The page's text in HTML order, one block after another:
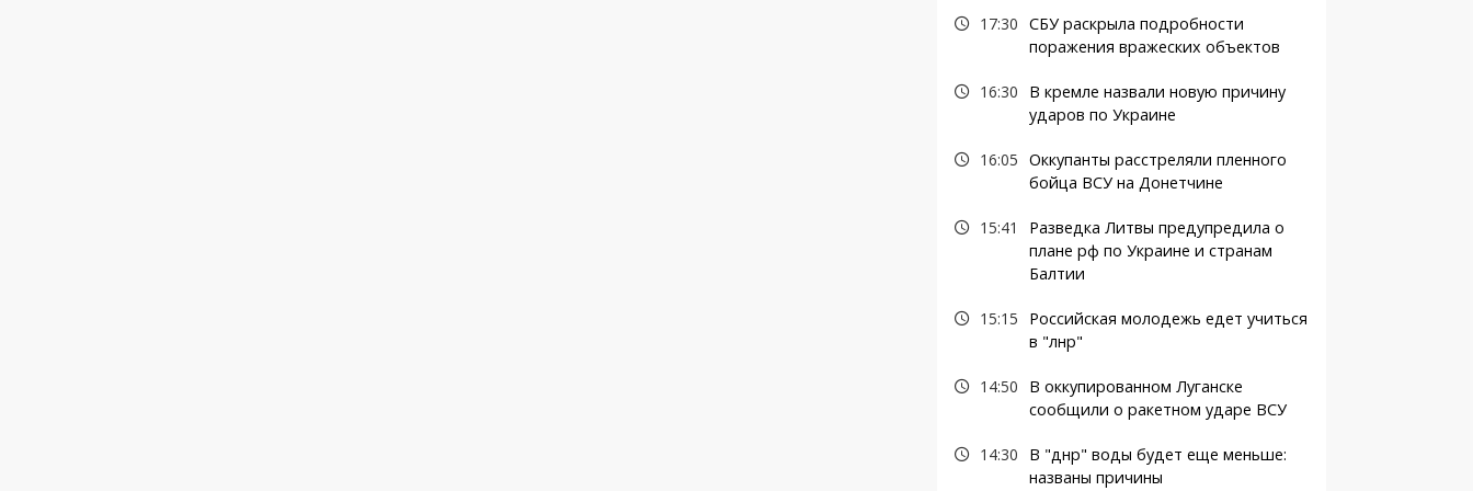
17:30 СБУ раскрыла подробности
поражения вражеских объектов
16:30
В кремле назвали новую причину
ударов по Украине
16:05 Оккупанты расстреляли пленного
бойца ВСУ на Донетчине
15:41
Разведка Литвы предупредила о
плане рф по Украине и странам
Балтии
15:15
Российская молодежь едет учиться
в "лнр"
14:50
В оккупированном Луганске
сообщили о ракетном ударе ВСУ
14:30
В "днр" воды будет еще меньше:
названы причины